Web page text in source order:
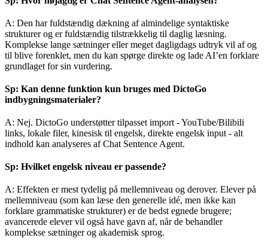
A: Den har fuldstændig dækning af almindelige syntaktiske
strukturer og er fuldstændig tilstrækkelig til daglig læsning.
Komplekse lange sætninger eller meget dagligdags udtryk vil af og
til blive forenklet, men du kan spørge direkte og lade AI’en forklare
grundlaget for sin vurdering.
Sp: Kan denne funktion kun bruges med DictoGo
indbygningsmaterialer?
A: Nej. DictoGo understøtter tilpasset import - YouTube/Bilibili
links, lokale filer, kinesisk til engelsk, direkte engelsk input - alt
indhold kan analyseres af Chat Sentence Agent.
Sp: Hvilket engelsk niveau er passende?
A: Effekten er mest tydelig på mellemniveau og derover. Elever på
mellemniveau (som kan læse den generelle idé, men ikke kan
forklare grammatiske strukturer) er de bedst egnede brugere;
avancerede elever vil også have gavn af, når de behandler
komplekse sætninger og akademisk sprog.